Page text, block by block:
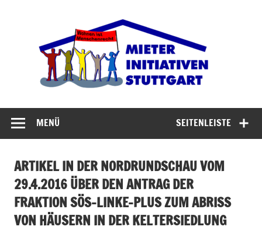
verteidigen
SEITENLEISTE
MENÜ
ARTIKEL IN DER NORDRUNDSCHAU VOM
29.4.2016 ÜBER DEN ANTRAG DER
FRAKTION SÖS-LINKE-PLUS ZUM ABRISS
VON HÄUSERN IN DER KELTERSIEDLUNG